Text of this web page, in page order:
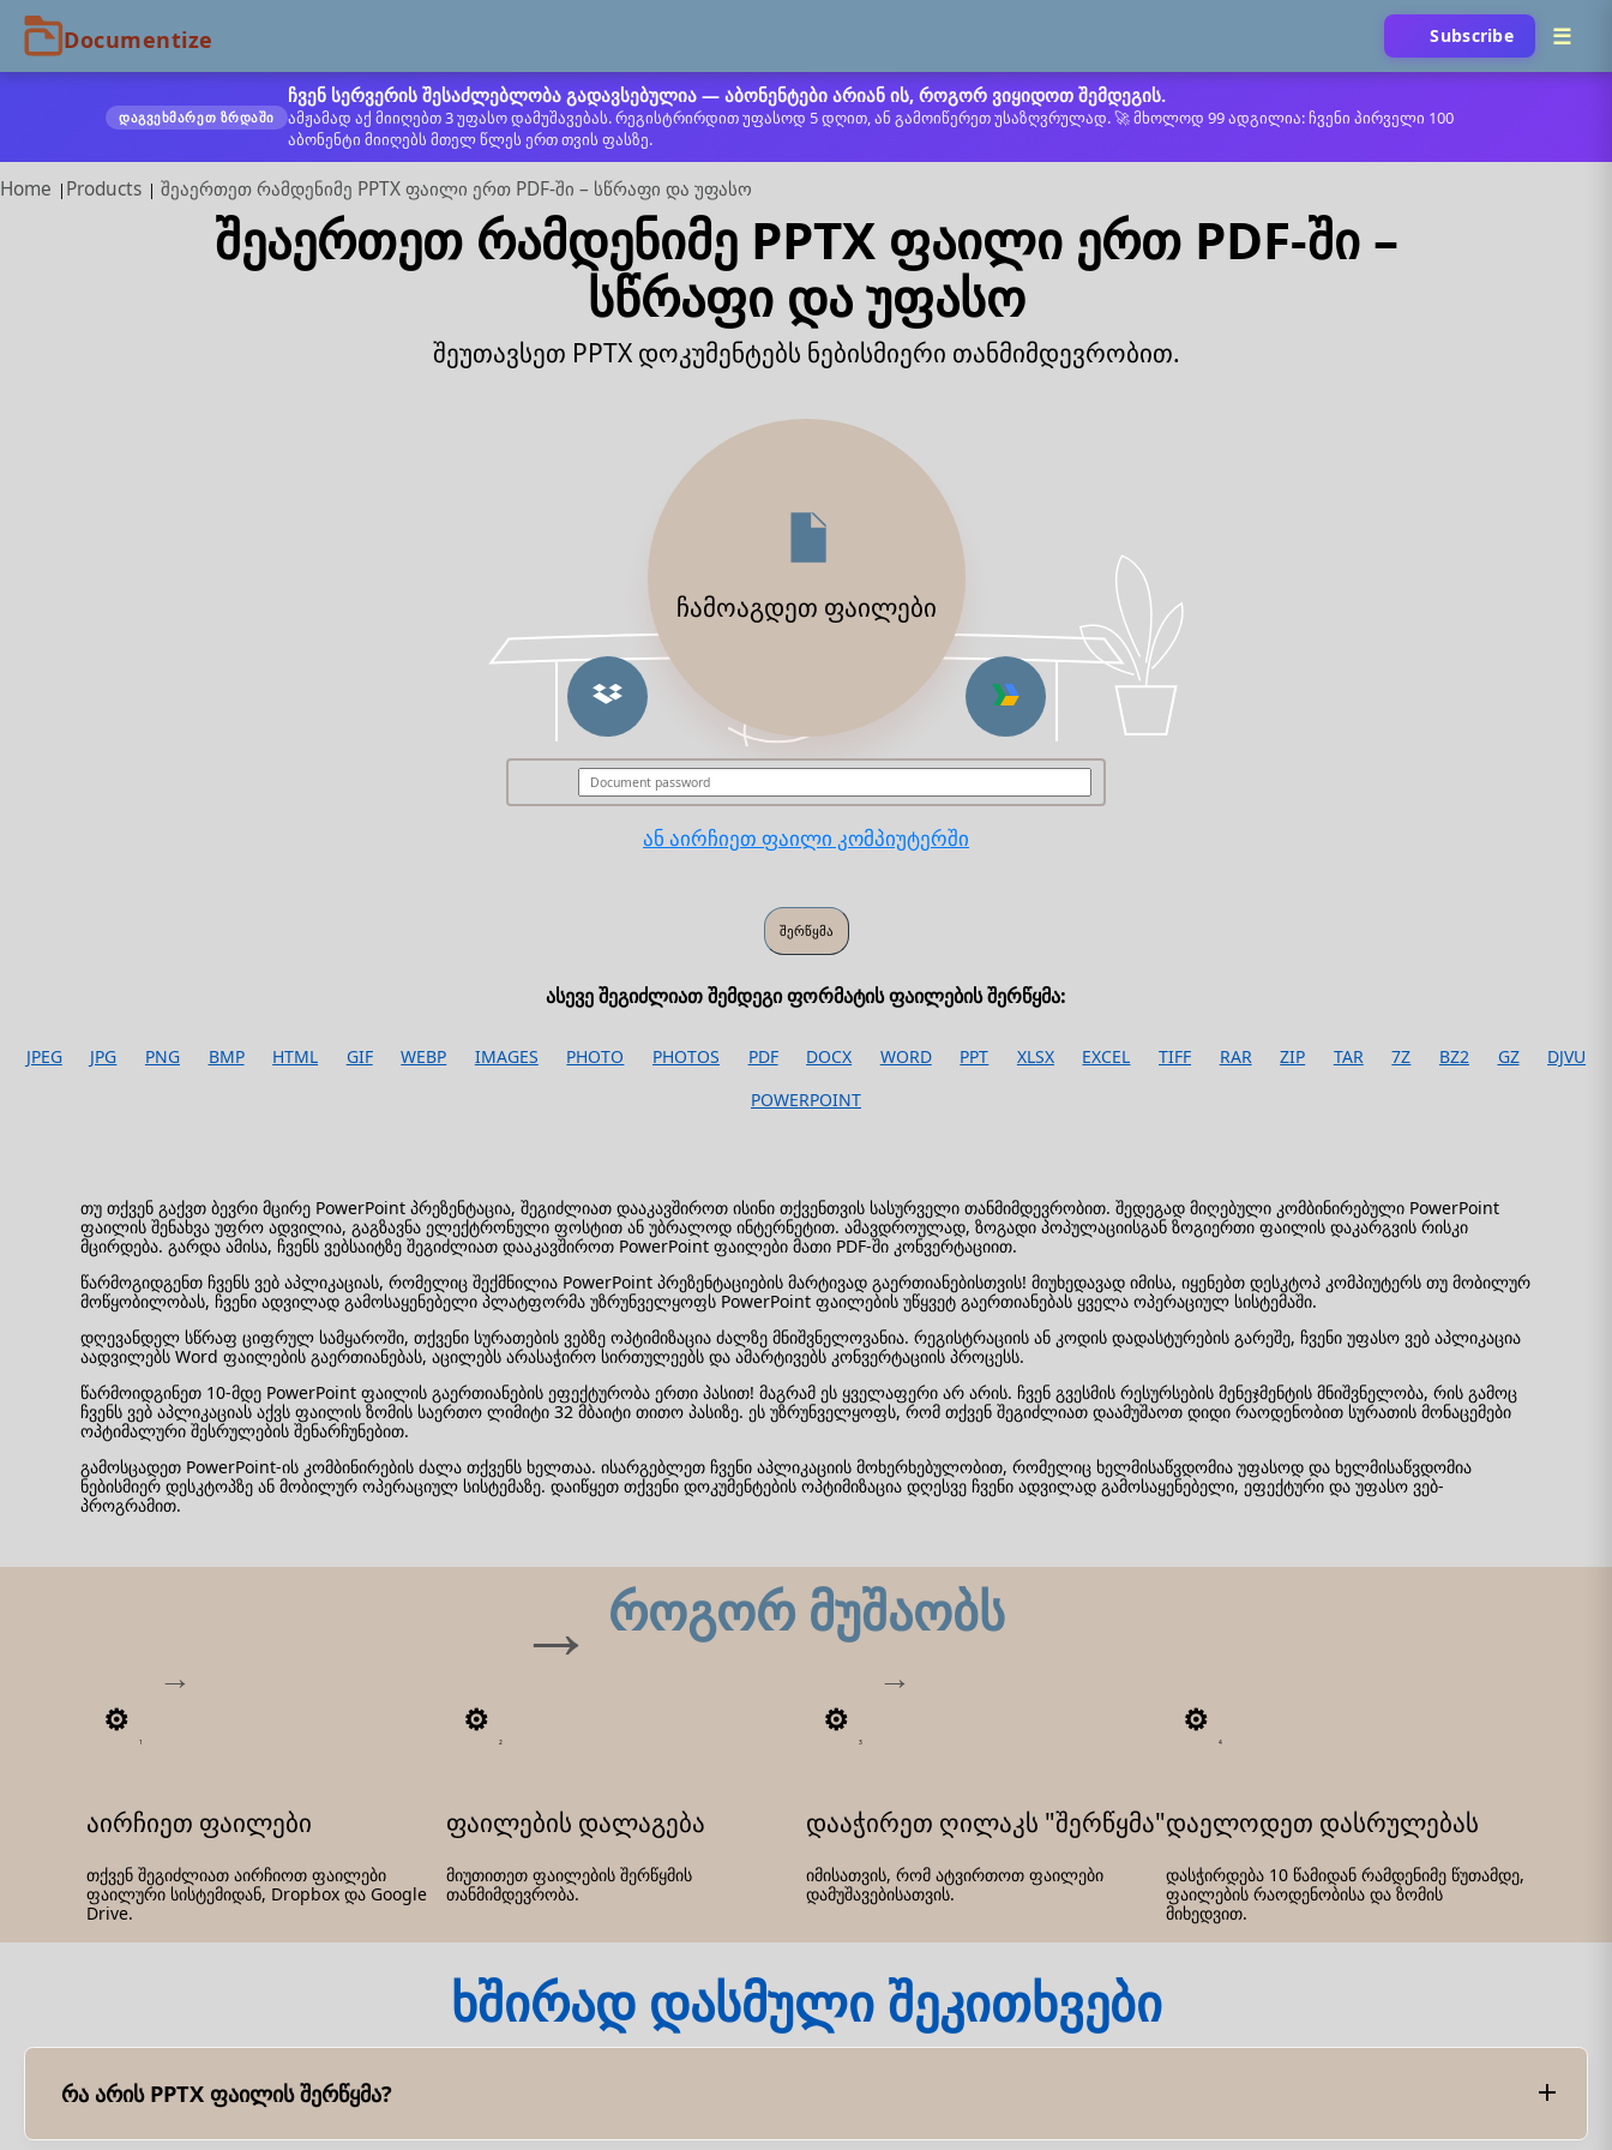
Subscribe
ᲓᲐᲒᲕᲔᲮᲛᲐᲠᲔᲗ ᲖᲠᲓᲐᲨᲘ
ჩვენ სერვერის შესაძლებლობა გადავსებულია — აბონენტები არიან ის, როგორ ვიყიდოთ შემდეგის.
ამჟამად აქ მიიღებთ 3 უფასო დამუშავებას. რეგისტრირდით უფასოდ 5 დღით, ან გამოიწერეთ უსაზღვრულად. 🚀 მხოლოდ 99 ადგილია: ჩვენი პირველი 100
აბონენტი მიიღებს მთელ წლეს ერთ თვის ფასზე.
Home Products შეაერთეთ რამდენიმე PPTX ფაილი ერთ PDF-ში – სწრაფი და უფასო
შეაერთეთ რამდენიმე PPTX ფაილი ერთ PDF-ში –
სწრაფი და უფასო
შეუთავსეთ PPTX დოკუმენტებს ნებისმიერი თანმიმდევრობით.
ჩამოაგდეთ ფაილები
ან აირჩიეთ ფაილი კომპიუტერში
ასევე შეგიძლიათ შემდეგი ფორმატის ფაილების შერწყმა:
JPEG JPG PNG BMP HTML GIF WEBP IMAGES PHOTO PHOTOS PDF DOCX WORD PPT XLSX EXCEL TIFF RAR ZIP TAR 7Z BZ2 GZ
DJVU
POWERPOINT
თუ თქვენ გაქვთ ბევრი მცირე PowerPoint პრეზენტაცია, შეგიძლიათ დააკავშიროთ ისინი თქვენთვის სასურველი თანმიმდევრობით. შედეგად მიღებული კომბინირებული PowerPoint
ფაილის შენახვა უფრო ადვილია, გაგზავნა ელექტრონული ფოსტით ან უბრალოდ ინტერნეტით. ამავდროულად, ზოგადი პოპულაციისგან ზოგიერთი ფაილის დაკარგვის რისკი
მცირდება. გარდა ამისა, ჩვენს ვებსაიტზე შეგიძლიათ დააკავშიროთ PowerPoint ფაილები მათი PDF-ში კონვერტაციით.
წარმოგიდგენთ ჩვენს ვებ აპლიკაციას, რომელიც შექმნილია PowerPoint პრეზენტაციების მარტივად გაერთიანებისთვის! მიუხედავად იმისა, იყენებთ დესკტოპ კომპიუტერს თუ მობილურ
მოწყობილობას, ჩვენი ადვილად გამოსაყენებელი პლატფორმა უზრუნველყოფს PowerPoint ფაილების უწყვეტ გაერთიანებას ყველა ოპერაციულ სისტემაში.
დღევანდელ სწრაფ ციფრულ სამყაროში, თქვენი სურათების ვებზე ოპტიმიზაცია ძალზე მნიშვნელოვანია. რეგისტრაციის ან კოდის დადასტურების გარეშე, ჩვენი უფასო ვებ აპლიკაცია
აადვილებს Word ფაილების გაერთიანებას, აცილებს არასაჭირო სირთულეებს და ამარტივებს კონვერტაციის პროცესს.
წარმოიდგინეთ 10-მდე PowerPoint ფაილის გაერთიანების ეფექტურობა ერთი პასით! მაგრამ ეს ყველაფერი არ არის. ჩვენ გვესმის რესურსების მენეჯმენტის მნიშვნელობა, რის გამოც
ჩვენს ვებ აპლიკაციას აქვს ფაილის ზომის საერთო ლიმიტი 32 მბაიტი თითო პასიზე. ეს უზრუნველყოფს, რომ თქვენ შეგიძლიათ დაამუშაოთ დიდი რაოდენობით სურათის მონაცემები
ოპტიმალური შესრულების შენარჩუნებით.
გამოსცადეთ PowerPoint-ის კომბინირების ძალა თქვენს ხელთაა. ისარგებლეთ ჩვენი აპლიკაციის მოხერხებულობით, რომელიც ხელმისაწვდომია უფასოდ და ხელმისაწვდომია
ნებისმიერ დესკტოპზე ან მობილურ ოპერაციულ სისტემაზე. დაიწყეთ თქვენი დოკუმენტების ოპტიმიზაცია დღესვე ჩვენი ადვილად გამოსაყენებელი, ეფექტური და უფასო ვებ-
პროგრამით.
როგორ მუშაობს
1
აირჩიეთ ფაილები
თქვენ შეგიძლიათ აირჩიოთ ფაილები
ფაილური სისტემიდან, Dropbox და Google
Drive.
2
ფაილების დალაგება
მიუთითეთ ფაილების შერწყმის
თანმიმდევრობა.
3
დააჭირეთ ღილაკს "შერწყმა"
იმისათვის, რომ ატვირთოთ ფაილები
დამუშავებისათვის.
4
დაელოდეთ დასრულებას
დასჭირდება 10 წამიდან რამდენიმე წუთამდე,
ფაილების რაოდენობისა და ზომის
მიხედვით.
ხშირად დასმული შეკითხვები
რა არის PPTX ფაილის შერწყმა?